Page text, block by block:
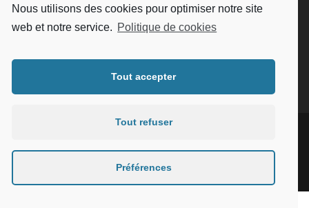
Copyright 2021 POLE SANTE BODEL - CRYOSPA |
Site réalisé parCREAPIXEL62
Nous utilisons des cookies pour optimiser notre site
web et notre service. Politique de cookies
Tout accepter
Tout refuser
Préférences